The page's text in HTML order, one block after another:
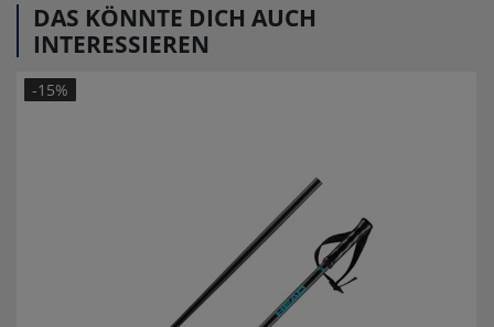
DAS KÖNNTE DICH AUCH
INTERESSIEREN
-15%